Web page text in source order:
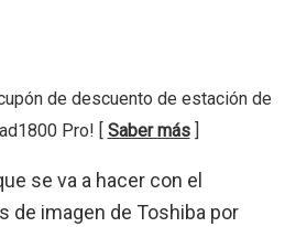
de descuento de estación de
Pro! [ Saber más]
se va a hacer con el
de imagen de Toshiba por